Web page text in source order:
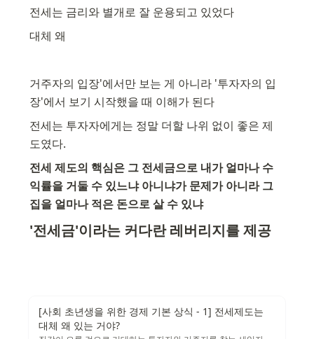
전세는 금리와 별개로 잘 운용되고 있었다
대체 왜
거주자의 입장'에서만 보는 게 아니라 '투자자의 입
장'에서 보기 시작했을 때 이해가 된다
전세는 투자자에게는 정말 더할 나위 없이 좋은 제
도였다.
전세 제도의 핵심은 그 전세금으로 내가 얼마나 수
익률을 거둘 수 있느냐 아니냐가 문제가 아니라 그
집을 얼마나 적은 돈으로 살 수 있냐
'전세금'이라는 커다란 레버리지를 제공
[사회 초년생을 위한 경제 기본 상식 - 1] 전세제도는
대체 왜 있는 거야?